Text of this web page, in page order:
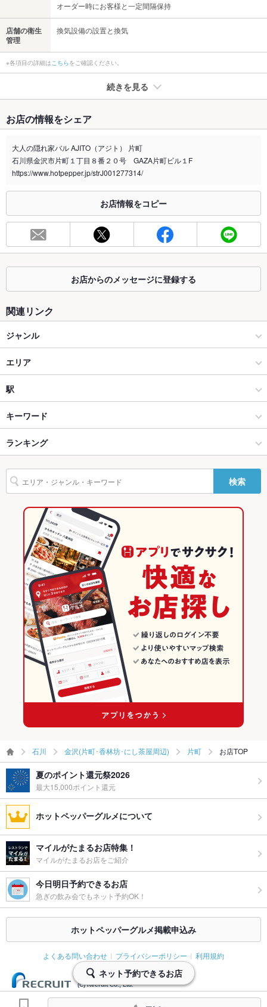
オーダー時にお客様と一定間隔保持
店舗の衛生
管理
換気設備の設置と換気
※各項目の詳細はこちらをご確認ください。
続きを見る
禁煙・喫煙 全席喫煙可
喫煙専用室 なし
※2020年4月1日～受動喫煙対策に関する法律が施行されています。正しい情報はお店へお問い
総席数 20席(お席のご予約はお早めに！各種宴会のご予約を承り中！)
最大宴会収
25人(貸切時最大25名様までご利用可能。宴会やパーティーに
なし ：個室のご用意はございませんが、人数に合わせたお席に
ご案内いたします。
座敷
なし ：掘りごたつはございませんが、ゆったり座れるお座敷席
カウンター
あり ：店主との会話が楽しめるカウンター席は大人だけの特等
ソファー
なし ：ソファー席はございませんが、様々なシーンやメンバー
に合わせたお席をご用意させて頂きます。
テラス席
なし ：テラスはございませんが、悪天候でも安心の室内でご宴
貸切
貸切可 ：【20名様～最大25名様まで貸切OK】ご宴会やプライ
ベートなパーティー等お気軽にご相談ください。
あり
バリアフリ
なし ：お困りの際はスタッフまでお気軽にお申し付けくださ
い。
なし ：お近くのパーキングをご利用ください。
その他設備
人数に合わせてご案内いたします。不明点等、お気軽に店舗へ
ご相談ください。
その他
あり ：120分飲み放題付コースを6000円～ご用意しておりま
す。価格は要相談
の料理の数々を存分にお楽しみください。
お子様連れ
ウェディン
グパーティ
ー二次会
20名様～最大25名様まで貸切可能です。お気軽にご相談くださ
い。
お祝い・サ
プライズ対
応
可
備考
ケーキ等の持込み可。人数・予算に応じてお祝いプレートのご
用意も可能ですので、まずはご相談ください。
お店の情報をシェア
大人の隠れ家バル AJITO（アジト） 片町
石川県金沢市片町１丁目８番２０号 GAZA片町ビル１F
https://www.hotpepper.jp/strJ001277314/
お店情報をコピー
お店からのメッセージに登録する
関連リンク
ジャンル
居酒屋
創作
金沢(片町･香林坊･にし茶屋周辺) × 居酒屋
金沢(片町･香林坊･にし茶屋周辺) × 創作
野町駅 × 居酒屋
野町駅 × 創作
エリア
片町
片町 × 居酒屋
片町 × 創作
石川
石川 × 居酒屋
石川 × 創作
駅
金沢駅
野町駅
キーワード
馬刺し エビ料理 パスタ
ランキング
石川のグルメランキング
石川の居酒屋ランキング
金沢(片町･香林坊･にし茶屋周辺)のグルメランキング
金沢(片町･香林坊･にし茶屋周辺)の居酒屋ランキング
片町のグルメランキング
片町の居酒屋ランキング
検索
石川 金沢(片町･香林坊･にし茶屋周辺) 片町 お店TOP
夏のポイント還元祭2026
最大15,000ポイント還元
ホットペッパーグルメについて
マイルがたまるお店特集！
マイルがたまるお店をご紹介
今日明日予約できるお店
急ぎの飲み会でもネット予約OK！
ホットペッパーグルメ掲載申込み
よくある問い合わせ プライバシーポリシー 利用規約
(C) Recruit Co., Ltd.
ネット予約できるお店